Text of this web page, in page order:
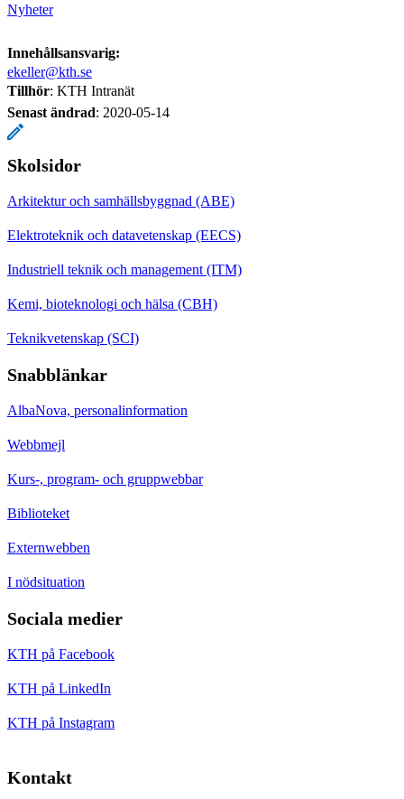
Nyheter
Innehållsansvarig:
ekeller@kth.se
Tillhör: KTH Intranät
Senast ändrad: 2020-05-14
Skolsidor
Arkitektur och samhällsbyggnad (ABE)
Elektroteknik och datavetenskap (EECS)
Industriell teknik och management (ITM)
Kemi, bioteknologi och hälsa (CBH)
Teknikvetenskap (SCI)
Snabblänkar
AlbaNova, personalinformation
Webbmejl
Kurs-, program- och gruppwebbar
Biblioteket
Externwebben
I nödsituation
Sociala medier
KTH på Facebook
KTH på LinkedIn
KTH på Instagram
Kontakt